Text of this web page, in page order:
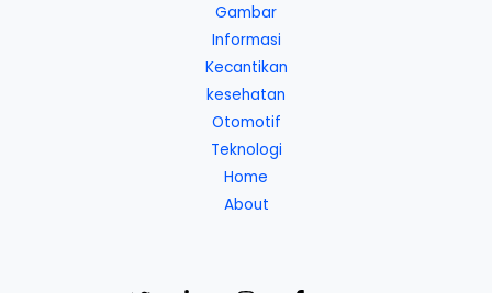
Gambar
Informasi
Kecantikan
kesehatan
Otomotif
Teknologi
Home
About